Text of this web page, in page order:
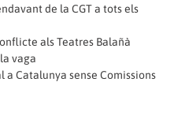
de la CGT a tots els
als Teatres Balañà
vaga
a Catalunya sense Comissions